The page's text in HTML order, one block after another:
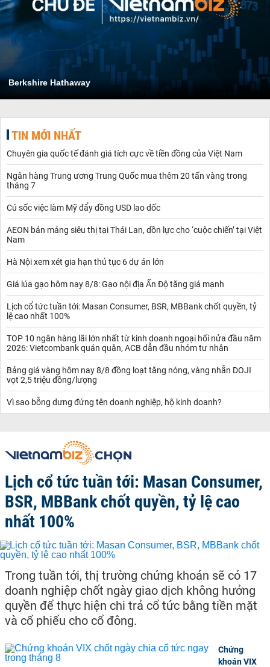
Berkshire Hathaway
TIN MỚI NHẤT
Chuyên gia quốc tế đánh giá tích cực về tiền đồng của Việt Nam
Ngân hàng Trung ương Trung Quốc mua thêm 20 tấn vàng trong
tháng 7
Cú sốc việc làm Mỹ đẩy đồng USD lao dốc
AEON bán mảng siêu thị tại Thái Lan, dồn lực cho ‘cuộc chiến’ tại Việt
Nam
Hà Nội xem xét gia hạn thủ tục 6 dự án lớn
Giá lúa gạo hôm nay 8/8: Gạo nội địa Ấn Độ tăng giá mạnh
Lịch cổ tức tuần tới: Masan Consumer, BSR, MBBank chốt quyền, tỷ
lệ cao nhất 100%
TOP 10 ngân hàng lãi lớn nhất từ kinh doanh ngoại hối nửa đầu năm
2026: Vietcombank quán quân, ACB dẫn đầu nhóm tư nhân
Bảng giá vàng hôm nay 8/8 đồng loạt tăng nóng, vàng nhẫn DOJI
vọt 2,5 triệu đồng/lượng
Vì sao bỗng dưng đứng tên doanh nghiệp, hộ kinh doanh?
Lịch cổ tức tuần tới: Masan Consumer,
BSR, MBBank chốt quyền, tỷ lệ cao
nhất 100%
Trong tuần tới, thị trường chứng khoán sẽ có 17
doanh nghiệp chốt ngày giao dịch không hưởng
quyền để thực hiện chi trả cổ tức bằng tiền mặt
và cổ phiếu cho cổ đông.
Chứng
khoán VIX